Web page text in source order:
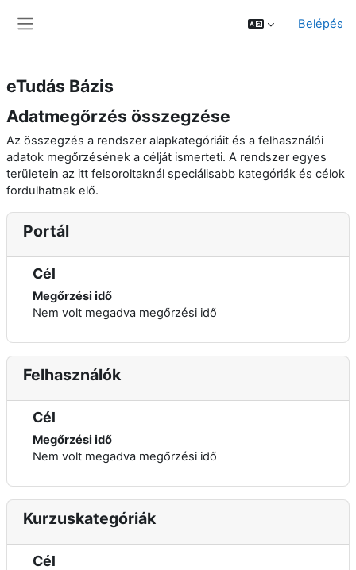
Belépés
eTudás Bázis
Adatmegőrzés összegzése
Az összegzés a rendszer alapkategóriáit és a felhasználói
adatok megőrzésének a célját ismerteti. A rendszer egyes
területein az itt felsoroltaknál speciálisabb kategóriák és célok
fordulhatnak elő.
Portál
Cél
Megőrzési idő
Nem volt megadva megőrzési idő
Felhasználók
Cél
Megőrzési idő
Nem volt megadva megőrzési idő
Kurzuskategóriák
Cél